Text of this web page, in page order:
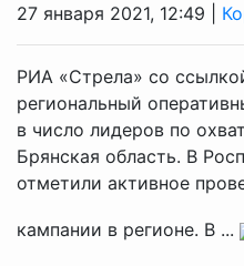
27 января 2021, 12:49 |
РИА «Стрела» со
региональный
в число лидеров по
Брянская область. В
отметили активное
кампании в регионе. В ...